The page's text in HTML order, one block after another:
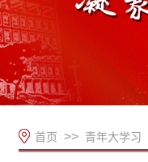
首页 >> 青年大学习